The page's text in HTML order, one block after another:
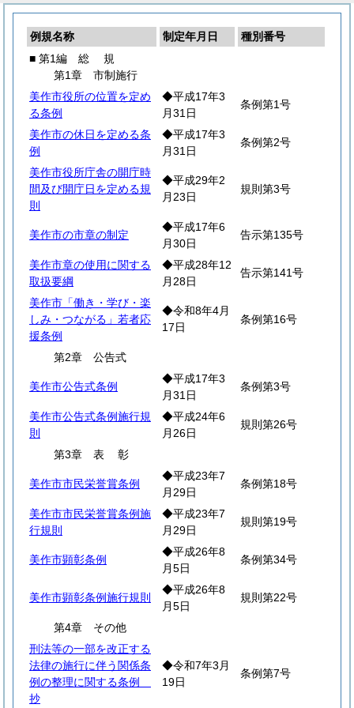
例規名称 制定年月日
種別番号
■ 第1編 総 規
第1章 市制施行
美作市役所の位置を定め
る条例
◆平成17年3
月31日
条例第1号
美作市の休日を定める条
例
◆平成17年3
月31日
条例第2号
美作市役所庁舎の開庁時
間及び開庁日を定める規
則
◆平成29年2
月23日
規則第3号
美作市の市章の制定
◆平成17年6
月30日
告示第135号
美作市章の使用に関する
取扱要綱
◆平成28年12
月28日
告示第141号
美作市「働き・学び・楽
しみ・つながる」若者応
援条例
◆令和8年4月
17日
条例第16号
第2章 公告式
美作市公告式条例
◆平成17年3
月31日
条例第3号
美作市公告式条例施行規
則
◆平成24年6
月26日
規則第26号
第3章 表彰
美作市市民栄誉賞条例
◆平成23年7
月29日
条例第18号
美作市市民栄誉賞条例施
行規則
◆平成23年7
月29日
規則第19号
美作市顕彰条例
◆平成26年8
月5日
条例第34号
美作市顕彰条例施行規則
◆平成26年8
月5日
規則第22号
第4章 その他
刑法等の一部を改正する
法律の施行に伴う関係条
例の整理に関する条例
抄
◆令和7年3月
19日
条例第7号